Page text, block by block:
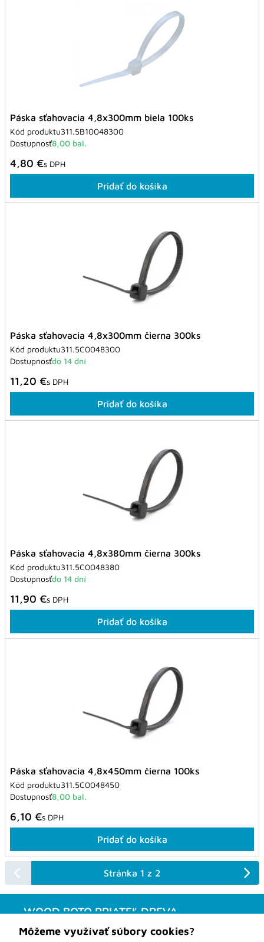
Páska sťahovacia 4,8x300mm biela 100ks
Kód produktu311.5B10048300
Dostupnosť8,00 bal.
4,80 €s DPH
Pridať do košíka
Páska sťahovacia 4,8x300mm čierna 300ks
Kód produktu311.5C0048300
Dostupnosťdo 14 dní
11,20 €s DPH
Pridať do košíka
Páska sťahovacia 4,8x380mm čierna 300ks
Kód produktu311.5C0048380
Dostupnosťdo 14 dní
11,90 €s DPH
Pridať do košíka
Páska sťahovacia 4,8x450mm čierna 100ks
Kód produktu311.5C0048450
Dostupnosť8,00 bal.
6,10 €s DPH
Pridať do košíka
Stránka 1 z 2
WOOD BOTO PRIATEĽ DREVA
Obchodné podmienky
Môžeme využívať súbory cookies?